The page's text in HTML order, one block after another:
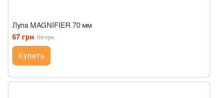
Лупа MAGNIFIER 70 мм
67 грн 80 грн
Купить